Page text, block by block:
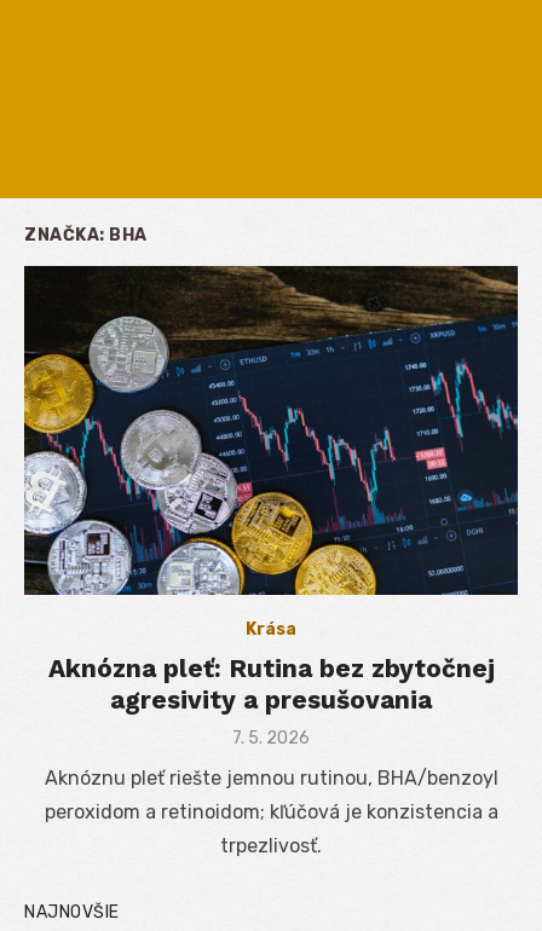
ZNAČKA: BHA
Krása
Aknózna pleť: Rutina bez zbytočnej
agresivity a presušovania
Posted
7. 5. 2026
Aknóznu pleť riešte jemnou rutinou, BHA/benzoyl
peroxidom a retinoidom; kľúčová je konzistencia a
trpezlivosť.
NAJNOVŠIE